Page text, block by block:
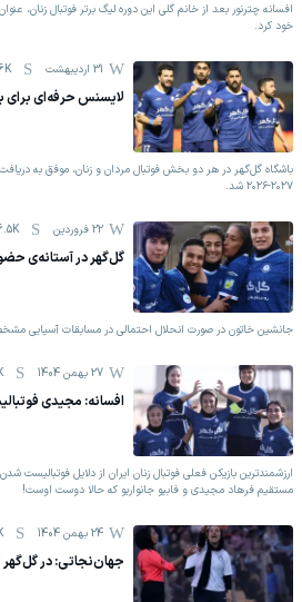
افسانه چترنور بعد از خانم گلی این دوره لیگ برتر فوتبال زنان،
خود کرد.
31 اردیبهشت
لایسنس حرفه‌ای برای
باشگاه گل‌گهر در هر دو بخش فوتبال مردان و زنان، موفق به
۲۰۲۷-۲۰۲۶ شد.
22 فروردين
گل‌گهر در آستانه‌ی
جانشین خاتون در صورت انحلال احتمالی در مسابقات آسیایی
27 بهمن 1404
افسانه: مجیدی
ارزشمندترین بازیکن فعلی فوتبال زنان ایران از دلایل فوتبالیست
مستقیم فرهاد مجیدی و فابیو جانواریو که حالا دوست اوست!
24 بهمن 1404
جهان‌نجاتی: در